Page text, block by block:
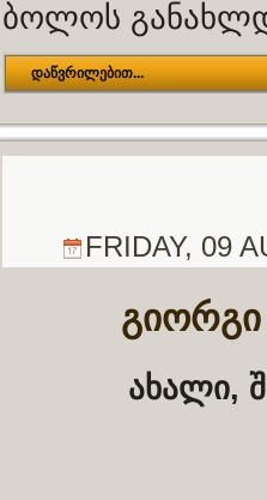
ბოლოს
დაწვრილებით...
FRIDAY, 09
ახალი,